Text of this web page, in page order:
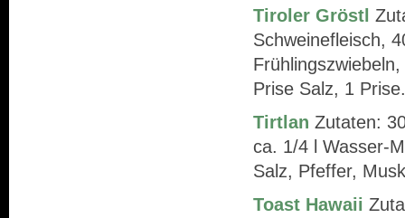
Tiroler Gröstl
Schweinefleisch,
Prise Salz, 1
Tirtlan Zutaten:
ca. 1/4 l Wasser-
Salz, Pfeffer,
Toast Hawaii